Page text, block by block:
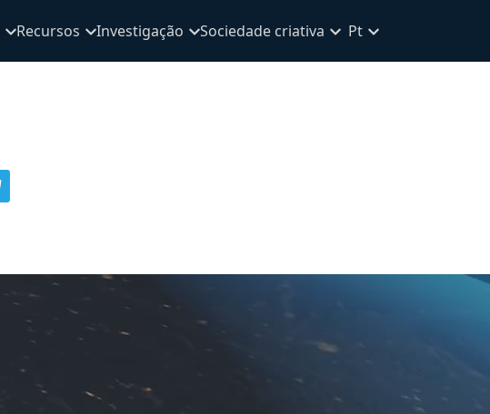
Recursos Investigação Sociedade criativa Pt